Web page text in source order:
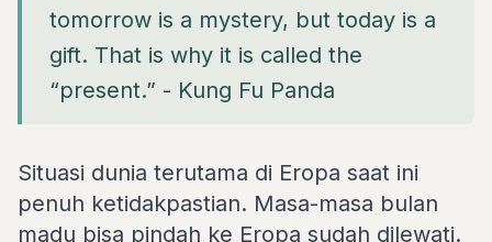
tomorrow is a mystery, but today is a
gift. That is why it is called the
“present.” - Kung Fu Panda
Situasi dunia terutama di Eropa saat ini
penuh ketidakpastian. Masa-masa bulan
madu bisa pindah ke Eropa sudah dilewati.